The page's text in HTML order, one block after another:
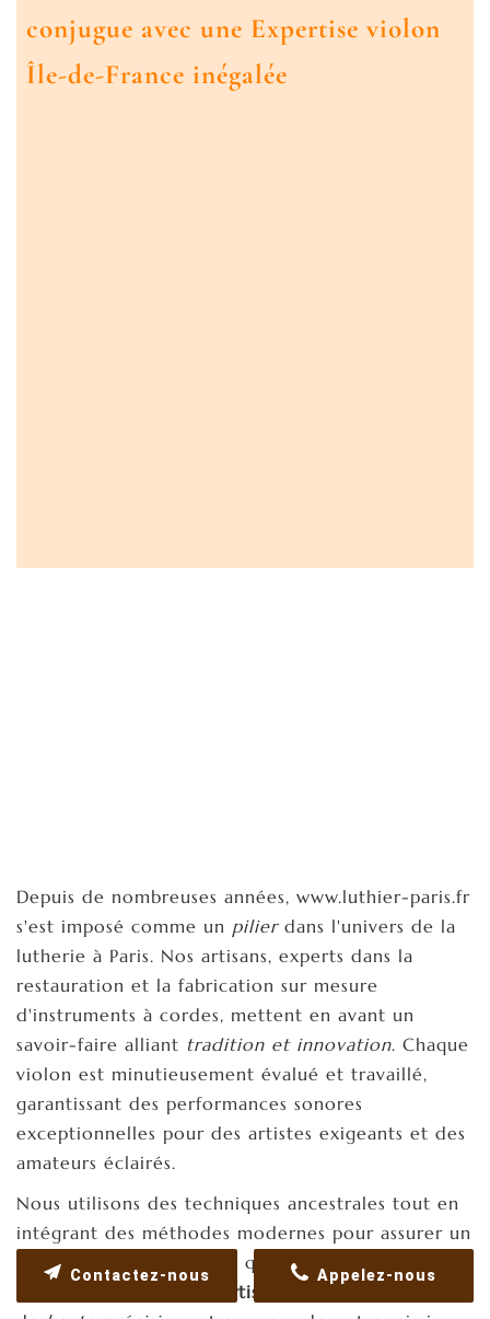
conjugue avec une Expertise violon
Île-de-France inégalée
Depuis de nombreuses années, www.luthier-paris.fr
s'est imposé comme un pilierdans l'univers de la
lutherie à Paris. Nos artisans, experts dans la
restauration et la fabrication sur mesure
d'instruments à cordes, mettent en avant un
savoir-faire alliant tradition et innovation. Chaque
violon est minutieusement évalué et travaillé,
garantissant des performances sonores
exceptionnelles pour des artistes exigeants et des
amateurs éclairés.
Nous utilisons des techniques ancestrales tout en
intégrant des méthodes modernes pour assurer un
entretien optimal et une qualité acoustique
Expertise violon Île-de-France
Appelez-nous
Contactez-nous